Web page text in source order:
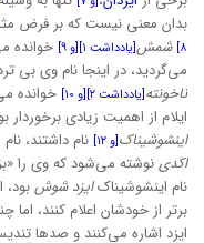
بدان معنی نیست که بر فرض
۸] شمش[یادداشت ۱] [و ۹]
خوانده
می‌گردید، در اینجا نام وی بی
ناخونته[یادداشت ۲] [و ۱۰]
خوانده
ایلام از اهمیت زیادی برخوردار
اینشوشیناک[و ۱۲]
نام داشتند،
اکدینوشته می‌شود که وی را
نام اینشوشیناکایزد شوش
برتر از خودشان اعلام کنند،
ایزد اشاره می‌کنند و صدها